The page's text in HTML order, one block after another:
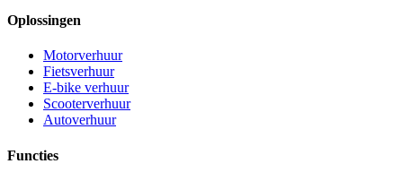
Oplossingen
Motorverhuur
Fietsverhuur
E-bike verhuur
Scooterverhuur
Autoverhuur
Functies